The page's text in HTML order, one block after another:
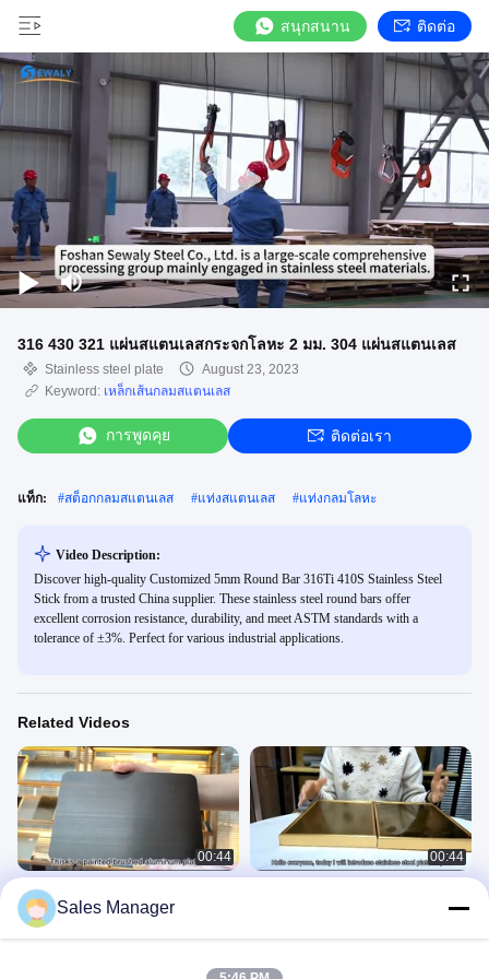
สนุกสนาน ติดต่อ
316 430 321 แผ่นสแตนเลสกระจกโลหะ 2 มม. 304 แผ่นสแตนเลส
Stainless steel plate
August 23, 2023
Keyword: เหล็กเส้นกลมสแตนเลส
การพูดคุย ติดต่อเรา
แท็ก: #สต็อกกลมสแตนเลส #แท่งสแตนเลส #แท่งกลมโลหะ
Video Description:
Discover high-quality Customized 5mm Round Bar 316Ti 410S Stainless Steel
Stick from a trusted China supplier. These stainless steel round bars offer
excellent corrosion resistance, durability, and meet ASTM standards with a
tolerance of ±3%. Perfect for various industrial applications.
Related Videos
00:44
แผ่นเหล็กสแตนเลสตกแต่ง HL รีดเย็น
สำหรับงานก่อสร้าง
Stainless Steel Plate
00:44
Sales Manager